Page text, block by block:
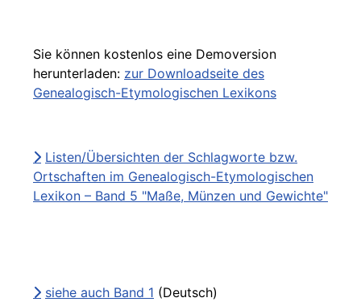
Sie können kostenlos eine Demoversion
herunterladen: zur Downloadseite des
Genealogisch-Etymologischen Lexikons
Listen/Übersichten der Schlagworte bzw.
Ortschaften im Genealogisch-Etymologischen
Lexikon – Band 5 "Maße, Münzen und Gewichte"
siehe auch Band 1 (Deutsch)